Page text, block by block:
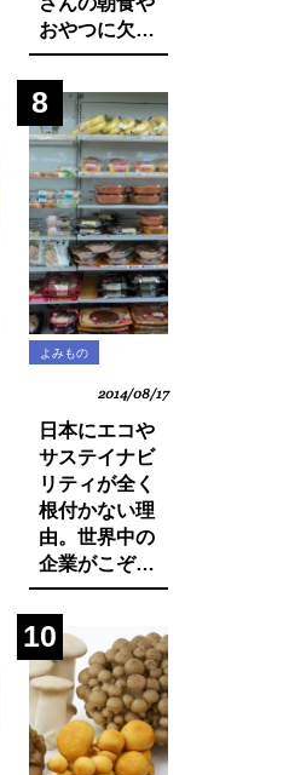
おやつに欠か
せないシリア
ルから大量の
発がん性物質
グリホサート
が検出！
8
よみもの
2014/08/17
日本にエコや
サステイナビ
リティが全く
根付かない理
由。世界中の
企業がこぞっ
て取り組む
SDGsへの遅
れ。それは日
本人・日本企
業と政府の意
識の低さにあ
った！
10